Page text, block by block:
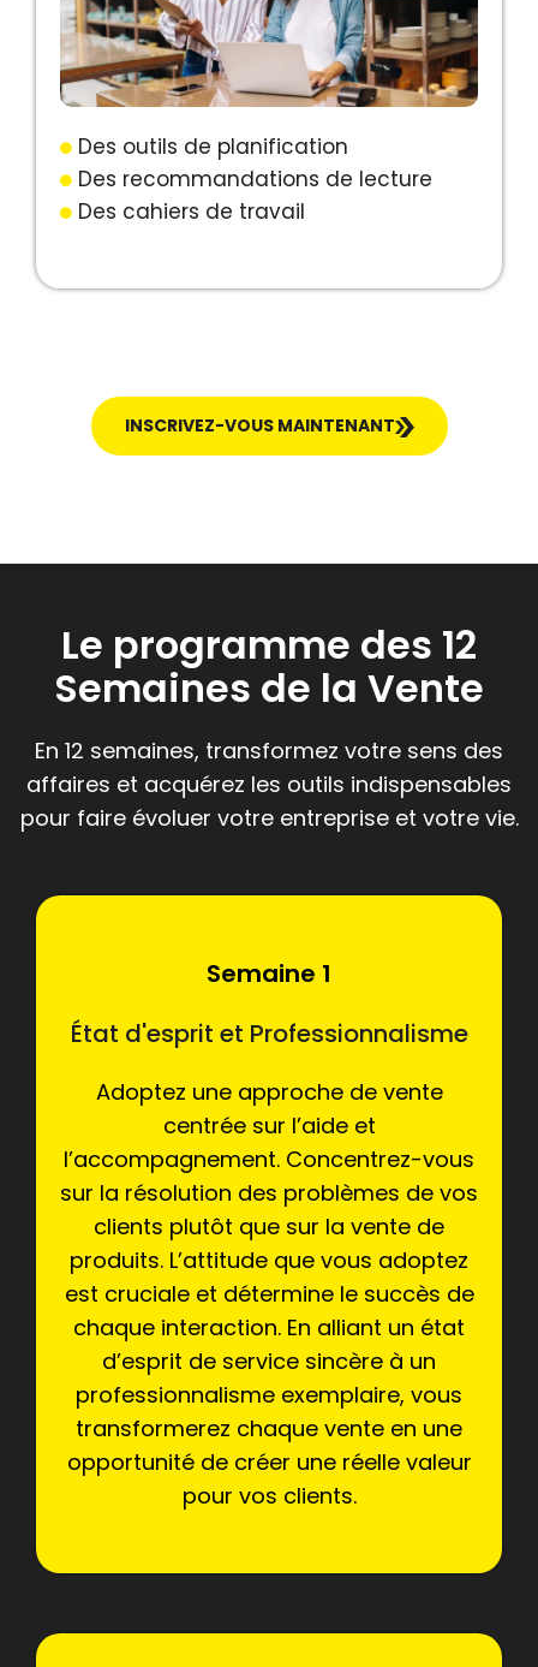
Des outils de planification
Des recommandations de lecture
Des cahiers de travail
INSCRIVEZ-VOUS MAINTENANT
Le programme des 12
Semaines de la Vente
En 12 semaines, transformez votre sens des
affaires et acquérez les outils indispensables
pour faire évoluer votre entreprise et votre vie.
Semaine 1
État d'esprit et Professionnalisme
Adoptez une approche de vente
centrée sur l’aide et
l’accompagnement. Concentrez-vous
sur la résolution des problèmes de vos
clients plutôt que sur la vente de
produits. L’attitude que vous adoptez
est cruciale et détermine le succès de
chaque interaction. En alliant un état
d’esprit de service sincère à un
professionnalisme exemplaire, vous
transformerez chaque vente en une
opportunité de créer une réelle valeur
pour vos clients.